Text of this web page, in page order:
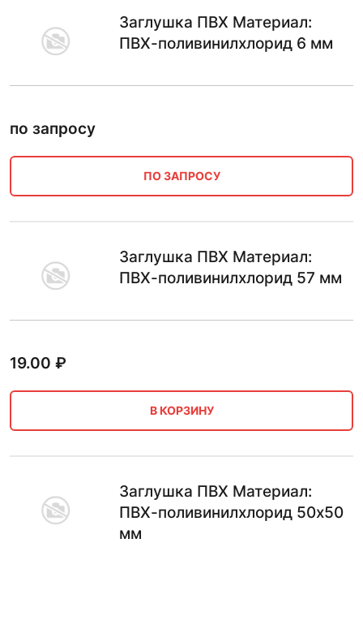
Заглушка ПВХ Материал:
ПВХ-поливинилхлорид 6 мм
по запросу
ПО ЗАПРОСУ
Заглушка ПВХ Материал:
ПВХ-поливинилхлорид 57 мм
19.00 ₽
В КОРЗИНУ
Заглушка ПВХ Материал:
ПВХ-поливинилхлорид 50х50
мм